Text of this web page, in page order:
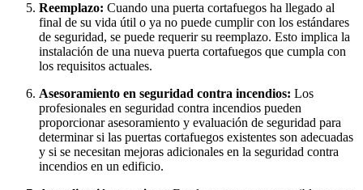
Reemplazo: Cuando una puerta cortafuegos ha llegado al
final de su vida útil o ya no puede cumplir con los estándares
de seguridad, se puede requerir su reemplazo. Esto implica la
instalación de una nueva puerta cortafuegos que cumpla con
los requisitos actuales.
Asesoramiento en seguridad contra incendios: Los
profesionales en seguridad contra incendios pueden
proporcionar asesoramiento y evaluación de seguridad para
determinar si las puertas cortafuegos existentes son adecuadas
y si se necesitan mejoras adicionales en la seguridad contra
incendios en un edificio.